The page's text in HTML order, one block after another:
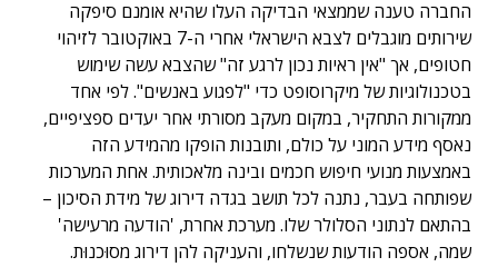
החברה טענה שממצאי הבדיקה העלו שהיא אומנם סיפקה
שירותים מוגבלים לצבא הישראלי אחרי ה-7 באוקטובר לזיהוי
חטופים, אך "אין ראיות נכון לרגע זה" שהצבא עשה שימוש
בטכנולוגיות של מיקרוסופט כדי "לפגוע באנשים". לפי אחד
ממקורות התחקיר, במקום מעקב מסורתי אחר יעדים ספציפיים,
נאסף מידע המוני על כולם, ותובנות הופקו מהמידע הזה
באמצעות מנועי חיפוש חכמים ובינה מלאכותית. אחת המערכות
שפותחה בעבר, נתנה לכל תושב בגדה דירוג של מידת הסיכון –
בהתאם לנתוני הסלולר שלו. מערכת אחרת, 'הודעה מרעישה'
שמה, אספה הודעות שנשלחו, והעניקה להן דירוג מסוּכנוּת.